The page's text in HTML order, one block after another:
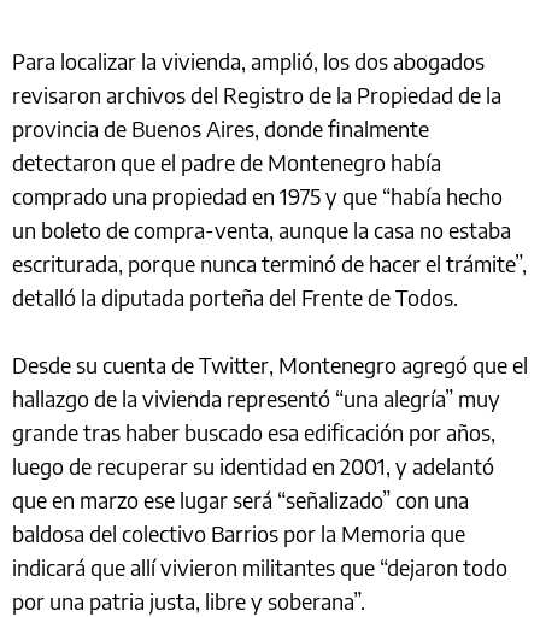
Para localizar la vivienda, amplió, los dos abogados
revisaron archivos del Registro de la Propiedad de la
provincia de Buenos Aires, donde finalmente
detectaron que el padre de Montenegro había
comprado una propiedad en 1975 y que “había hecho
un boleto de compra-venta, aunque la casa no estaba
escriturada, porque nunca terminó de hacer el trámite”,
detalló la diputada porteña del Frente de Todos.
Desde su cuenta de Twitter, Montenegro agregó que el
hallazgo de la vivienda representó “una alegría” muy
grande tras haber buscado esa edificación por años,
luego de recuperar su identidad en 2001, y adelantó
que en marzo ese lugar será “señalizado” con una
baldosa del colectivo Barrios por la Memoria que
indicará que allí vivieron militantes que “dejaron todo
por una patria justa, libre y soberana”.